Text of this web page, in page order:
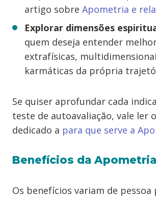
artigo sobre Apometria e
Explorar dimensões
quem deseja entender
extrafísicas,
karmáticas da própria
Se quiser aprofundar cada
teste de autoavaliação, vale ler
dedicado a para que serve a
Benefícios da Apometria
Os benefícios variam de pessoa